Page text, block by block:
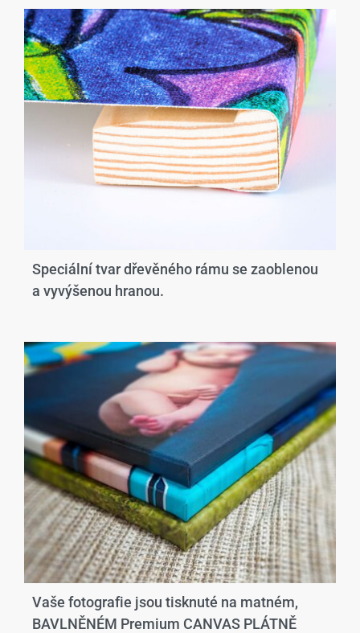
Speciální tvar dřevěného rámu se zaoblenou
a vyvýšenou hranou.​
Vaše fotografie jsou tisknuté na matném,
BAVLNĚNÉM Premium CANVAS PLÁTNĚ